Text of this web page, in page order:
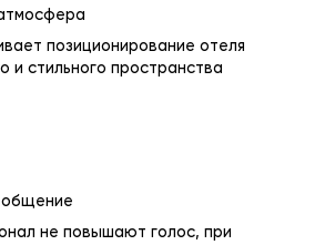
позиционирование отеля
и стильного пространства
общение
не повышают голос, при